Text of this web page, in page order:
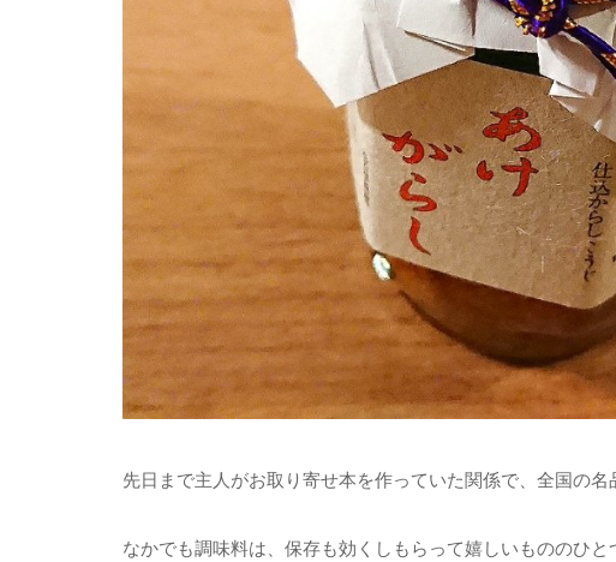
先日まで主人がお取り寄せ本を作っていた関係で、全国の
なかでも調味料は、保存も効くしもらって嬉しいもののひと